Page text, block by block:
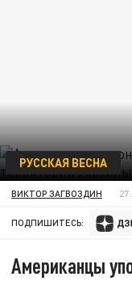
РУССКАЯ ВЕСНА
ВИКТОР ЗАГВОЗДИН 27
ПОДПИШИТЕСЬ:
Американцы